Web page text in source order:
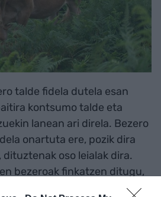
talde fidela dutela esan
kontsumo talde eta
lanean ari direla. Bezero
onartuta ere, pozik dira
dituztenak oso leialak dira.
bezeroak finkatzen ditugu,